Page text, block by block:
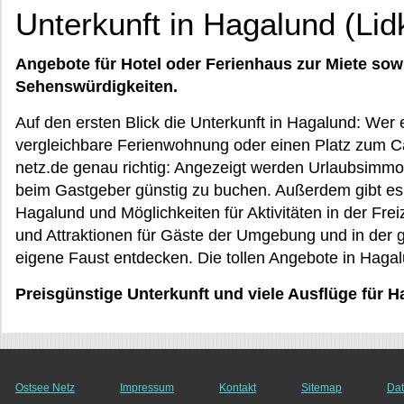
Unterkunft in Hagalund
Angebote für Hotel oder Ferienhaus zur Miete
Sehenswürdigkeiten.
Auf den ersten Blick die Unterkunft in Hagalund:
vergleichbare Ferienwohnung oder einen Platz zum
netz.de genau richtig: Angezeigt werden
beim Gastgeber günstig zu buchen. Außerdem gibt
Hagalund und Möglichkeiten für Aktivitäten in der
und Attraktionen für Gäste der Umgebung und in der
eigene Faust entdecken. Die tollen Angebote in
Preisgünstige Unterkunft und viele Ausflüge für
Ostsee Netz Impressum Kontakt Sitemap